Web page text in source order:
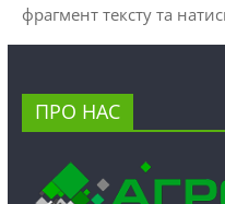
фрагмент тексту та
ПРО НАС